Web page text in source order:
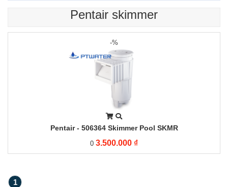
Pentair skimmer
-%
Pentair - 506364 Skimmer Pool SKMR
0 3.500.000 ₫
1